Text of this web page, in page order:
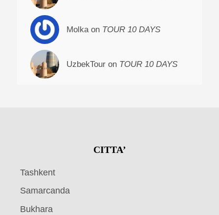
Molka on TOUR 10 DAYS
UzbekTour on TOUR 10 DAYS
CITTA’
Tashkent
Samarcanda
Bukhara